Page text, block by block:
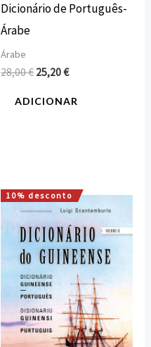
Dicionário de Português-
Árabe
Árabe
28,00€ 25,20€
ADICIONAR
10% desconto
O
preço
original
era:
37,10 €.
O
preço
atual
é:
33,39 €.